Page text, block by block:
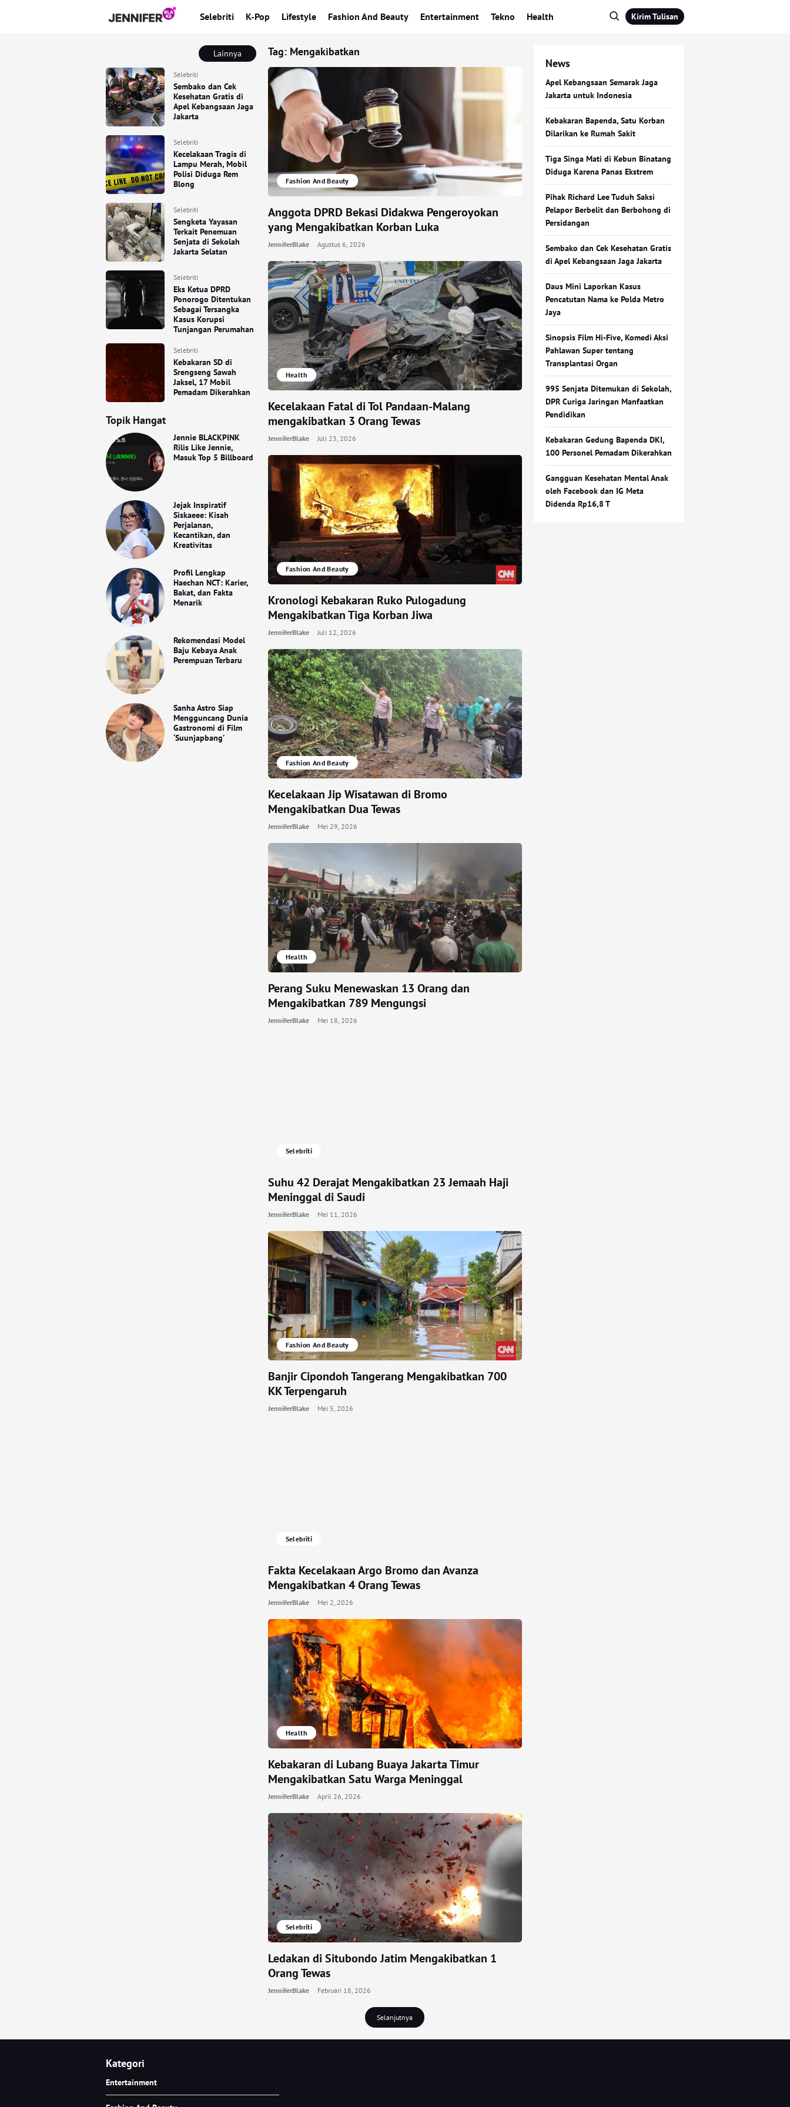
Selebriti K-Pop Lifestyle Fashion And Beauty Entertainment Tekno Health Kirim Tulisan
Lainnya
Selebriti
Sembako dan Cek
Kesehatan Gratis di
Apel Kebangsaan Jaga
Jakarta
Selebriti
Kecelakaan Tragis di
Lampu Merah, Mobil
Polisi Diduga Rem
Blong
Selebriti
Sengketa Yayasan
Terkait Penemuan
Senjata di Sekolah
Jakarta Selatan
Selebriti
Eks Ketua DPRD
Ponorogo Ditentukan
Sebagai Tersangka
Kasus Korupsi
Tunjangan Perumahan
Selebriti
Kebakaran SD di
Srengseng Sawah
Jaksel, 17 Mobil
Pemadam Dikerahkan
Topik Hangat
Jennie BLACKPINK
Rilis Like Jennie,
Masuk Top 5 Billboard
Jejak Inspiratif
Siskaeee: Kisah
Perjalanan,
Kecantikan, dan
Kreativitas
Profil Lengkap
Haechan NCT: Karier,
Bakat, dan Fakta
Menarik
Rekomendasi Model
Baju Kebaya Anak
Perempuan Terbaru
Sanha Astro Siap
Mengguncang Dunia
Gastronomi di Film
‘Suunjapbang’
Tag: Mengakibatkan
Fashion And Beauty
Anggota DPRD Bekasi Didakwa Pengeroyokan
yang Mengakibatkan Korban Luka
JenniferBlake Agustus 6, 2026
Health
Kecelakaan Fatal di Tol Pandaan-Malang
mengakibatkan 3 Orang Tewas
JenniferBlake Juli 23, 2026
Fashion And Beauty
Kronologi Kebakaran Ruko Pulogadung
Mengakibatkan Tiga Korban Jiwa
JenniferBlake Juli 12, 2026
Fashion And Beauty
Kecelakaan Jip Wisatawan di Bromo
Mengakibatkan Dua Tewas
JenniferBlake Mei 29, 2026
Health
Perang Suku Menewaskan 13 Orang dan
Mengakibatkan 789 Mengungsi
JenniferBlake Mei 18, 2026
Selebriti
Suhu 42 Derajat Mengakibatkan 23 Jemaah Haji
Meninggal di Saudi
JenniferBlake Mei 11, 2026
Fashion And Beauty
Banjir Cipondoh Tangerang Mengakibatkan 700
KK Terpengaruh
JenniferBlake Mei 5, 2026
Selebriti
Fakta Kecelakaan Argo Bromo dan Avanza
Mengakibatkan 4 Orang Tewas
JenniferBlake Mei 2, 2026
Health
Kebakaran di Lubang Buaya Jakarta Timur
Mengakibatkan Satu Warga Meninggal
JenniferBlake April 26, 2026
Selebriti
Ledakan di Situbondo Jatim Mengakibatkan 1
Orang Tewas
JenniferBlake Februari 18, 2026
Selanjutnya
News
Apel Kebangsaan Semarak Jaga
Jakarta untuk Indonesia
Kebakaran Bapenda, Satu Korban
Dilarikan ke Rumah Sakit
Tiga Singa Mati di Kebun Binatang
Diduga Karena Panas Ekstrem
Pihak Richard Lee Tuduh Saksi
Pelapor Berbelit dan Berbohong di
Persidangan
Sembako dan Cek Kesehatan Gratis
di Apel Kebangsaan Jaga Jakarta
Daus Mini Laporkan Kasus
Pencatutan Nama ke Polda Metro
Jaya
Sinopsis Film Hi-Five, Komedi Aksi
Pahlawan Super tentang
Transplantasi Organ
995 Senjata Ditemukan di Sekolah,
DPR Curiga Jaringan Manfaatkan
Pendidikan
Kebakaran Gedung Bapenda DKI,
100 Personel Pemadam Dikerahkan
Gangguan Kesehatan Mental Anak
oleh Facebook dan IG Meta
Didenda Rp16,8 T
Kategori
Entertainment